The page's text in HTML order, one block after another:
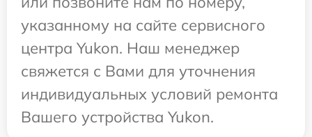
указанному на сайте сервисного
центра Yukon. Наш менеджер
свяжется с Вами для уточнения
индивидуальных условий ремонта
Вашего устройства Yukon.